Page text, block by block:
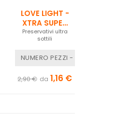
LOVE LIGHT -
XTRA SUPER
THIN scad.
06/26
Preservativi ultra
sottili
NUMERO PEZZI - 3 PEZZI
2,90 € da 1,16 €